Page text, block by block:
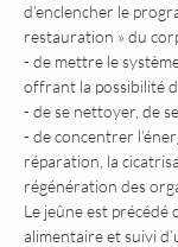
d’enclencher le
restauration » du
- de mettre le
offrant la possibilité
- de se nettoyer, de
- de concentrer
réparation, la
régénération des
Le jeûne est précédé
alimentaire et suivi